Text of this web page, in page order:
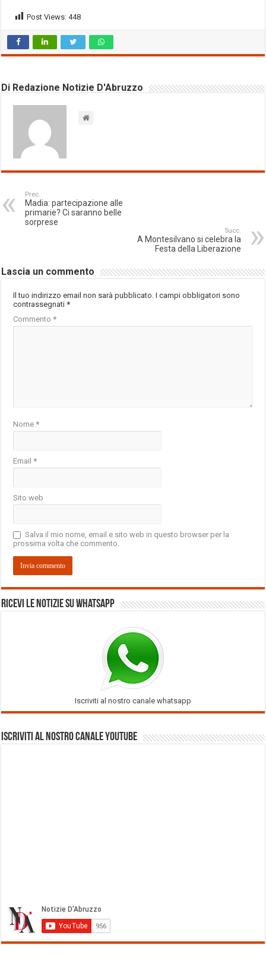
Post Views: 448
Di Redazione Notizie D'Abruzzo
Prec.
Madia: partecipazione alle
primarie? Ci saranno belle
sorprese
Succ.
A Montesilvano si celebra la
Festa della Liberazione
Lascia un commento
Il tuo indirizzo email non sarà pubblicato. I campi obbligatori sono
contrassegnati*
Commento*
Nome*
Email*
Sito web
Salva il mio nome, email e sito web in questo browser per la
prossima volta che commento.
Ricevi le notizie su Whatsapp
Iscriviti al nostro canale whatsapp
Iscriviti al nostro Canale Youtube